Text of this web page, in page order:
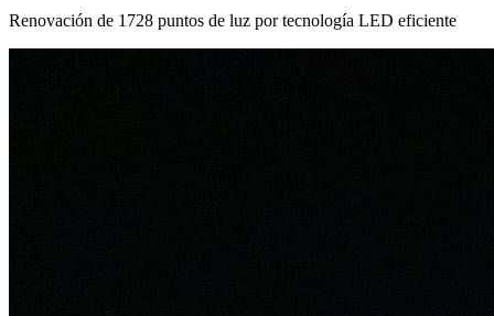
Renovación de 1728 puntos de luz por tecnología LED eficiente